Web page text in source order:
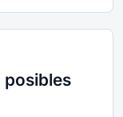
posibles